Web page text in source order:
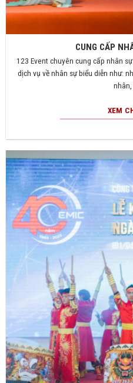
CUNG CẤP
123 Event chuyên cung cấp nhân
dịch vụ về nhân sự biểu diễn như:
nhân,
XEM